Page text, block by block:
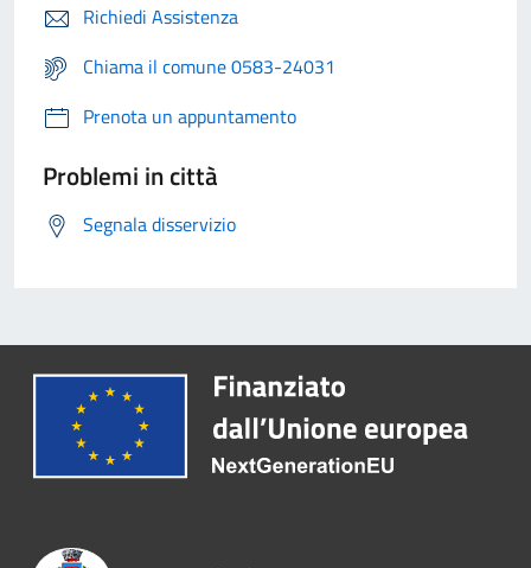
Richiedi Assistenza
Chiama il comune 0583-24031
Prenota un appuntamento
Problemi in città
Segnala disservizio